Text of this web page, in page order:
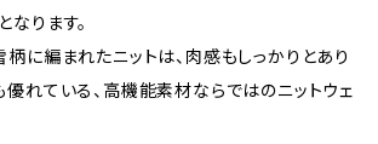
ります。
に編まれたニットは、肉感もしっかりとあり
優れている、高機能素材ならではのニットウェ